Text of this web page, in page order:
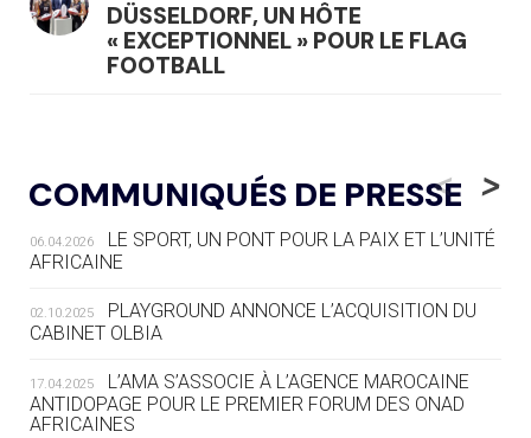
DÜSSELDORF, UN HÔTE
« EXCEPTIONNEL » POUR LE FLAG
FOOTBALL
LE RÊVE DE VOIR LA LUGE ALPINE
AUX JO « N'EST PAS FINI »
05.08 — TIR À L'ARC
DES MONDIAUX À BRISBANE SUR LA
ROUTE DES JO 2032
LE VILLAGE OLYMPIQUE DES ARAVIS
SE DESSINE
COMMUNIQUÉS DE PRESSE
<
06.04.2026
LE SPORT, UN PONT POUR LA PAIX ET L’UNITÉ
AFRICAINE
02.10.2025
PLAYGROUND ANNONCE L’ACQUISITION DU
CABINET OLBIA
17.04.2025
L’AMA S’ASSOCIE À L’AGENCE MAROCAINE
ANTIDOPAGE POUR LE PREMIER FORUM DES ONAD
AFRICAINES
>